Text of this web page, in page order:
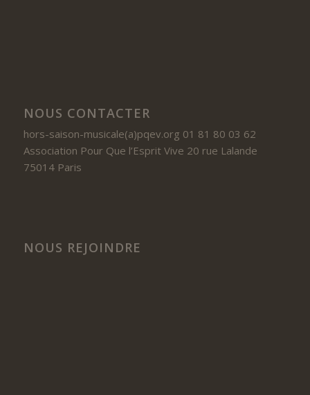
NOUS CONTACTER
hors-saison-musicale(a)pqev.org 01 81 80 03 62
Association Pour Que l’Esprit Vive 20 rue Lalande
75014 Paris
NOUS REJOINDRE